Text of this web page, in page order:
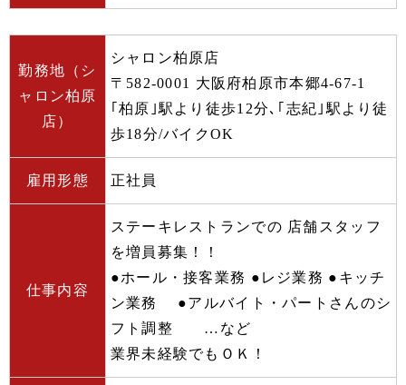
勤務地（シ
ャロン柏原
店）
シャロン柏原店
〒582-0001 大阪府柏原市本郷4-67-1
｢柏原｣駅より徒歩12分､｢志紀｣駅より徒
歩18分/バイクOK
雇用形態 正社員
仕事内容
ステーキレストランでの 店舗スタッフ
を増員募集！！
●ホール・接客業務 ●レジ業務 ●キッチ
ン業務 ●アルバイト・パートさんのシ
フト調整 …など
業界未経験でもＯＫ！